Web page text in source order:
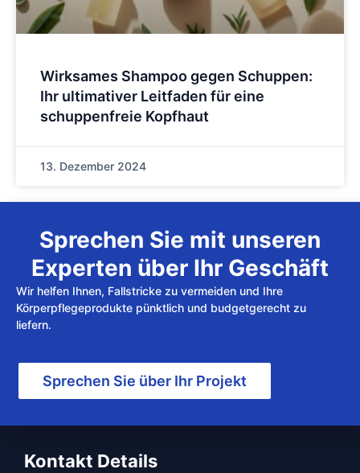
Wirksames Shampoo gegen Schuppen:
Ihr ultimativer Leitfaden für eine
schuppenfreie Kopfhaut
13. Dezember 2024
Sprechen Sie mit unseren
Experten über Ihr Geschäft
Wir helfen Ihnen, Fallstricke zu vermeiden und Ihre
Körperpflegeprodukte pünktlich und budgetgerecht zu
liefern.
Sprechen Sie über Ihr Projekt
Kontakt Details